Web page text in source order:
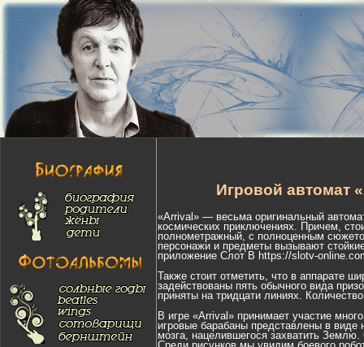
Игровой автомат
«Arrival» — весьма оригинальный
космических приключениях. Причем,
полнометражный, с полноценным
персонажи и предметы вызывают
приложение Слот В https://slotv-
Также стоит отметить, что в аппарате
задействованы пять обычного вида
приняты на тридцати линиях.
В игре «Arrival» принимает участие
игровые барабаны представлены в виде
мозга, нацелившегося захватить